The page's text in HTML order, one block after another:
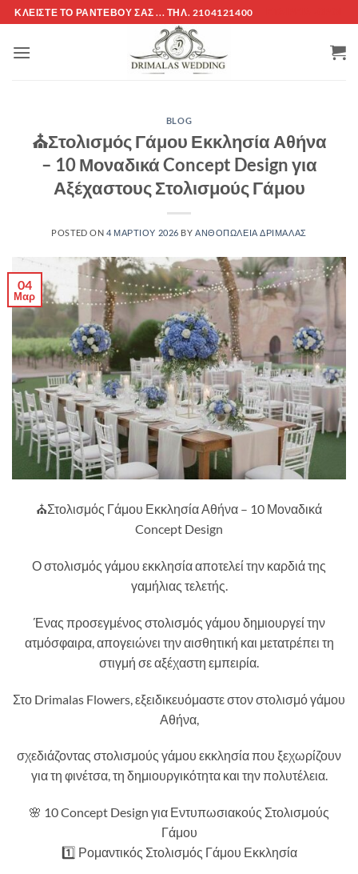
Μετάβαση
στο
περιεχόμενο
ΚΛΕΊΣΤΕ ΤΌ ΡΑΝΤΕΒΟΎ ΣΑΣ ... ΤΗΛ. 2104121400
BLOG
⛪Στολισμός Γάμου Εκκλησία Αθήνα
– 10 Μοναδικά Concept Design για
Αξέχαστους Στολισμούς Γάμου
POSTED ON 4 ΜΑΡΤΊΟΥ 2026 BY ΑΝΘΟΠΩΛΕΙΑ ΔΡΙΜΆΛΑΣ
04
Μαρ
⛪Στολισμός Γάμου Εκκλησία Αθήνα – 10 Μοναδικά
Concept Design
Ο στολισμός γάμου εκκλησία αποτελεί την καρδιά της
γαμήλιας τελετής.
Ένας προσεγμένος στολισμός γάμου δημιουργεί την
ατμόσφαιρα, απογειώνει την αισθητική και μετατρέπει τη
στιγμή σε αξέχαστη εμπειρία.
Στο Drimalas Flowers, εξειδικευόμαστε στον στολισμό γάμου
Αθήνα,
σχεδιάζοντας στολισμούς γάμου εκκλησία που ξεχωρίζουν
για τη φινέτσα, τη δημιουργικότητα και την πολυτέλεια.
🌸 10 Concept Design για Εντυπωσιακούς Στολισμούς
Γάμου
1️⃣ Ρομαντικός Στολισμός Γάμου Εκκλησία